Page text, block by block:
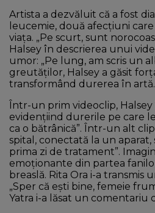
Artista a dezvăluit că a fost
leucemie, două afecțiuni
viața. „Pe scurt, sunt
Halsey în descrierea unui
umor: „Pe lung, am scris un
greutăților, Halsey a găsit
transformând durerea în artă.
Într-un prim videoclip, Halsey
evidențiind durerile pe care
ca o bătrânică”. Într-un alt
spital, conectată la un aparat,
prima zi de tratament”.
emoționante din partea
breaslă. Rita Ora i-a transmis
„Sper că ești bine, femeie
Yatra i-a lăsat un comentariu